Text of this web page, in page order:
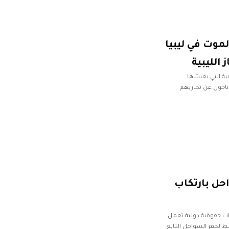
في ليبيا
التي يعيشها
عن تجاربهم
بارتكاب
حقوقية دولية تعمل
لخفر السواحل التابع